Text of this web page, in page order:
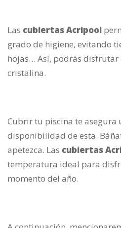
Las cubiertas Acripool
grado de higiene, evitando
hojas… Así, podrás disfrutar
cristalina.
Cubrir tu piscina te asegura
disponibilidad de esta.
apetezca. Las cubiertas
temperatura ideal para
momento del año.